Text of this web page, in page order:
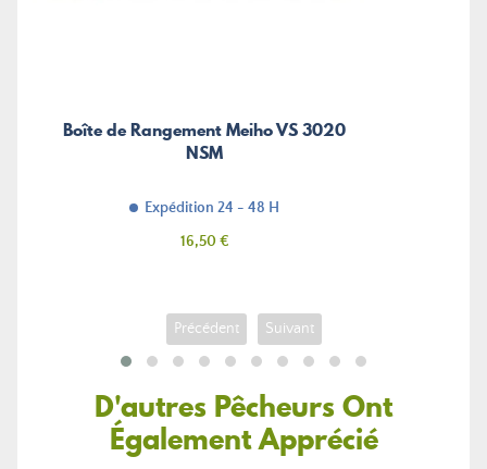
Boîte de Rangement Meiho VS 3020
NSM
Expédition 24 - 48 H
Prix
16,50 €
Précédent Suivant
D'autres Pêcheurs Ont
Également Apprécié